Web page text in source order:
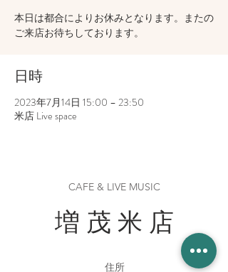
本日は都合によりお休みとなります。またの
ご来店お待ちしております。
日時
2023年7月14日 15:00 – 23:50
米店 Live space
CAFE & LIVE MUSIC
増 茂 米 店
住所